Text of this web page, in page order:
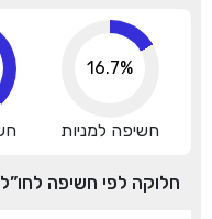
16.7%
חשיפה למניות
חלוקה לפי חשיפה